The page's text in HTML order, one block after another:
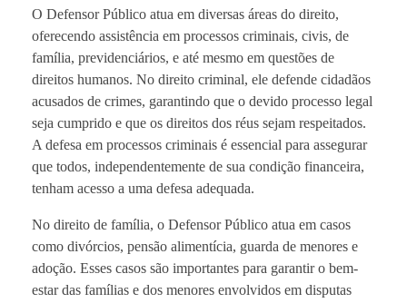
O Defensor Público atua em diversas áreas do direito,
oferecendo assistência em processos criminais, civis, de
família, previdenciários, e até mesmo em questões de
direitos humanos. No direito criminal, ele defende cidadãos
acusados de crimes, garantindo que o devido processo legal
seja cumprido e que os direitos dos réus sejam respeitados.
A defesa em processos criminais é essencial para assegurar
que todos, independentemente de sua condição financeira,
tenham acesso a uma defesa adequada.
No direito de família, o Defensor Público atua em casos
como divórcios, pensão alimentícia, guarda de menores e
adoção. Esses casos são importantes para garantir o bem-
estar das famílias e dos menores envolvidos em disputas